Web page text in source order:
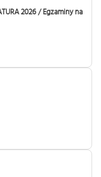
2026 / Egzaminy na